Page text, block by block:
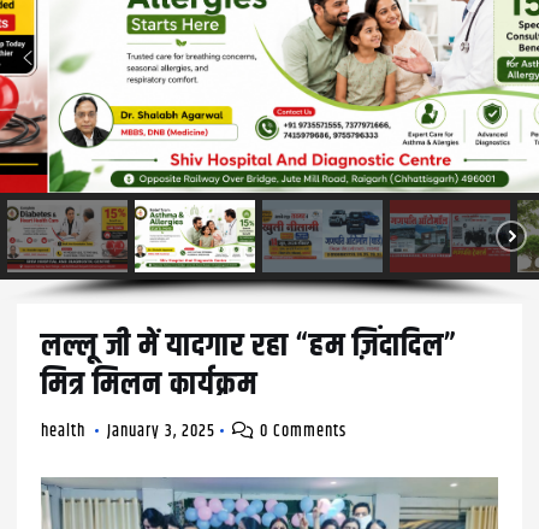
लल्लू जी में यादगार रहा “हम ज़िंदादिल”
मित्र मिलन कार्यक्रम
health January 3, 2025 0 Comments